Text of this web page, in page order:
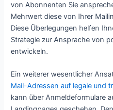
von Abonnenten Sie
Mehrwert diese von Ihrer
Diese Überlegungen helfen
Strategie zur Ansprache von
entwickeln.
Ein weiterer wesentlicher
Mail-Adressen auf legale und
kann über Anmeldeformulare